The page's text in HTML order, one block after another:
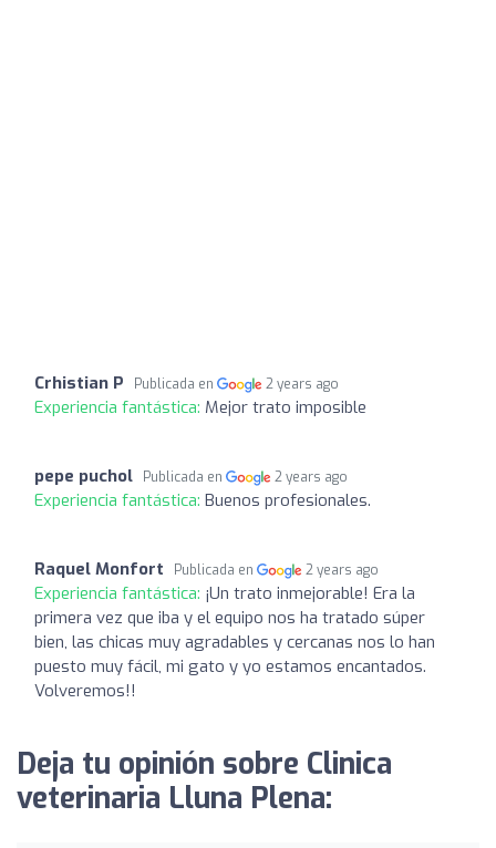
Crhistian P Publicada en 2 years ago
Experiencia fantástica: Mejor trato imposible
pepe puchol Publicada en 2 years ago
Experiencia fantástica: Buenos profesionales.
Raquel Monfort Publicada en 2 years ago
Experiencia fantástica: ¡Un trato inmejorable! Era la
primera vez que iba y el equipo nos ha tratado súper
bien, las chicas muy agradables y cercanas nos lo han
puesto muy fácil, mi gato y yo estamos encantados.
Volveremos!!
Deja tu opinión sobre Clinica
veterinaria Lluna Plena: